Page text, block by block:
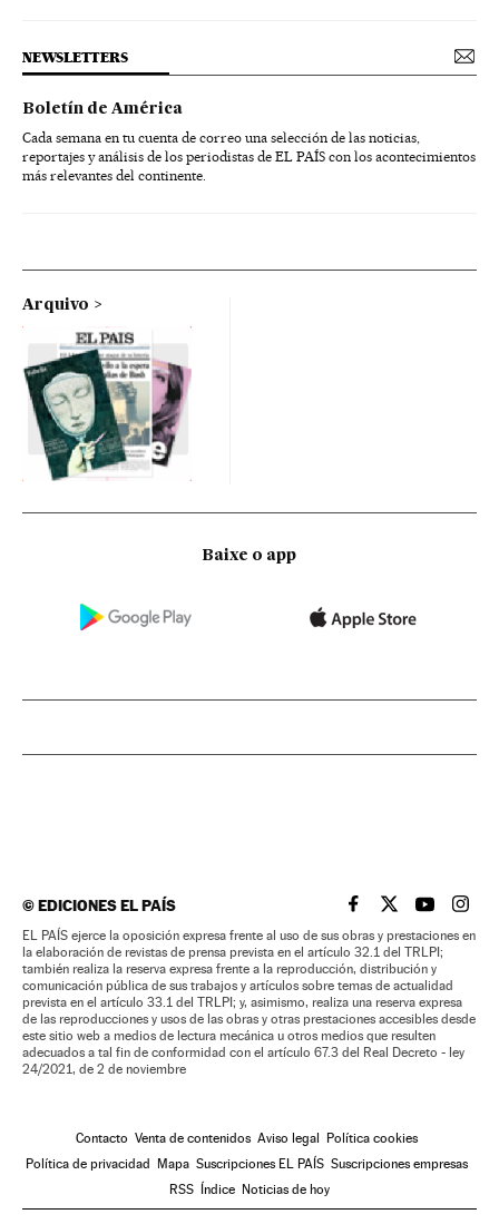
NEWSLETTERS
Boletín de América
Cada semana en tu cuenta de correo una selección de las noticias,
reportajes y análisis de los periodistas de EL PAÍS con los acontecimientos
más relevantes del continente.
Arquivo
Baixe o app
©EDICIONES EL PAÍS EL PAÍS BRASIL EN
EL PAÍSEL PAÍS
EL
EL PAÍS ejerce la oposición expresa frente al uso de sus obras y prestaciones en
la elaboración de revistas de prensa prevista en el artículo 32.1 del TRLPI;
también realiza la reserva expresa frente a la reproducción, distribución y
comunicación pública de sus trabajos y artículos sobre temas de actualidad
prevista en el artículo 33.1 del TRLPI; y, asimismo, realiza una reserva expresa
de las reproducciones y usos de las obras y otras prestaciones accesibles desde
este sitio web a medios de lectura mecánica u otros medios que resulten
adecuados a tal fin de conformidad con el artículo 67.3 del Real Decreto - ley
24/2021, de 2 de noviembre
Contacto Venta de contenidos Aviso legal Política cookies
Política de privacidad Mapa Suscripciones EL PAÍS Suscripciones empresas
RSS Índice Noticias de hoy